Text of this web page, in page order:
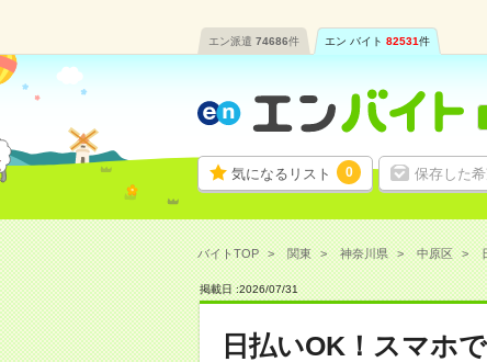
エン派遣 74686件 エン バイト 82531件
気になるリスト 0 保存した
バイトTOP 関東 神奈川県 中原区
掲載日 :2026/07/31
日払いOK！スマホ